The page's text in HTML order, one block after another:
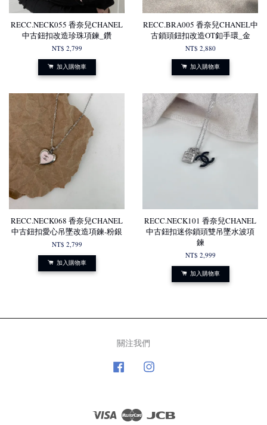
RECC.NECK055 香奈兒CHANEL
中古鈕扣改造珍珠項鍊_鑽
NT$ 2,799
加入購物車
RECC.BRA005 香奈兒CHANEL中
古鎖頭鈕扣改造OT釦手環_金
NT$ 2,880
加入購物車
RECC.NECK068 香奈兒CHANEL
中古鈕扣愛心吊墜改造項鍊-粉銀
NT$ 2,799
加入購物車
RECC.NECK101 香奈兒CHANEL
中古鈕扣迷你鎖頭雙吊墜水波項
鍊
NT$ 2,999
加入購物車
關注我們
Facebook
Visa Master